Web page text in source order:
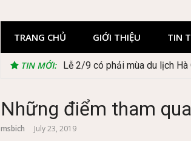
TRANG CHỦ GIỚI THIỆU TIN
TIN MỚI: Lễ 2/9 có phải mùa du lịch Hà
Cây Ráy khổng lồ tại vườn
Những điểm tham
msbich July 23, 2019